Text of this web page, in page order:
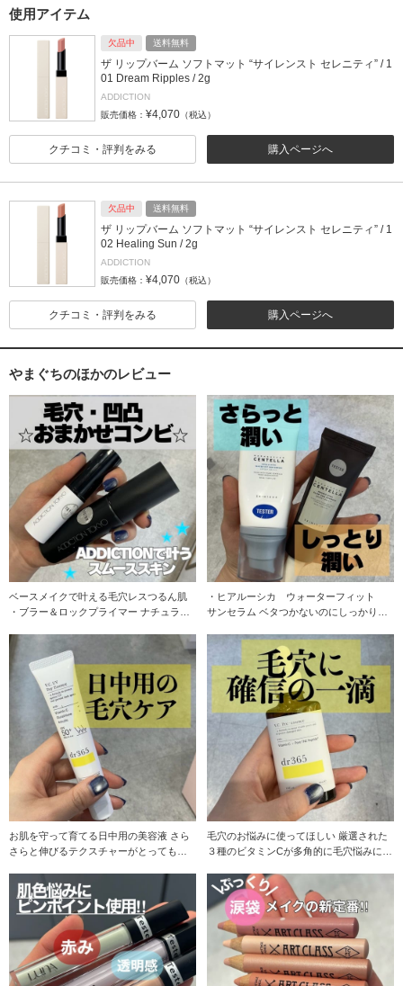
使用アイテム
欠品中 送料無料
ザ リップバーム ソフトマット “サイレンスト セレニティ” / 1
01 Dream Ripples / 2g
ADDICTION
販売価格： ¥4,070 （税込）
購入ページへ
クチコミ・評判をみる
欠品中 送料無料
ザ リップバーム ソフトマット “サイレンスト セレニティ” / 1
02 Healing Sun / 2g
ADDICTION
販売価格： ¥4,070 （税込）
購入ページへ
クチコミ・評判をみる
やまぐちのほかのレビュー
ベースメイクで叶える毛穴レスつるん肌
・ブラー＆ロックプライマー ナチュラル
・ヒアルーシカ ウォーターフィット
サンセラム ベタつかないのにしっかり水
お肌を守って育てる日中用の美容液 さら
さらと伸びるテクスチャーがとっても気
毛穴のお悩みに使ってほしい 厳選された
３種のビタミンCが多角的に毛穴悩みにア